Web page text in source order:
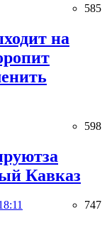
585
на
598
Кавказ
747